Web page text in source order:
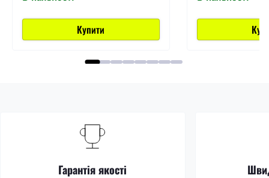
Купити
Гарантія якості